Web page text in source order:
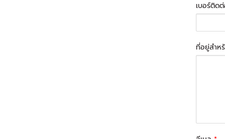
เบอร์ติด
ที่อยู่สำห